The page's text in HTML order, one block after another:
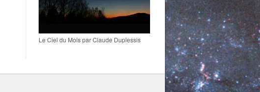
Le Ciel du Mois par Claude Duplessis